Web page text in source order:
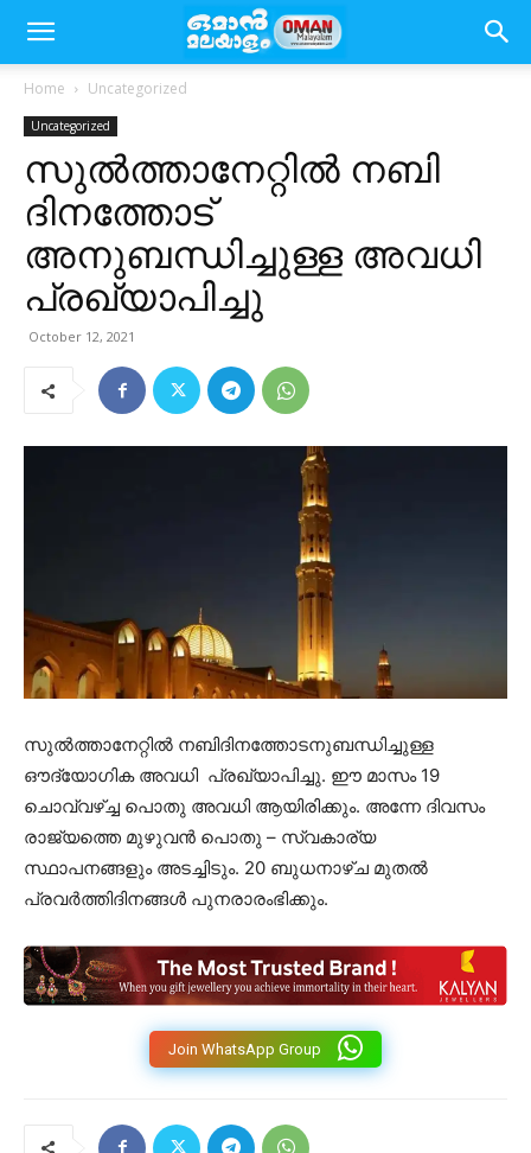
Home Uncategorized
Uncategorized
സുൽത്താനേറ്റിൽ നബി
ദിനത്തോട്
അനുബന്ധിച്ചുള്ള അവധി
പ്രഖ്യാപിച്ചു
October 12, 2021
സുൽത്താനേറ്റിൽ നബിദിനത്തോടനുബന്ധിച്ചുള്ള
ഔദ്യോഗിക അവധി പ്രഖ്യാപിച്ചു. ഈ മാസം 19
ചൊവ്വഴ്ച്ച പൊതു അവധി ആയിരിക്കും. അന്നേ ദിവസം
രാജ്യത്തെ മുഴുവൻ പൊതു – സ്വകാര്യ
സ്ഥാപനങ്ങളും അടച്ചിടും. 20 ബുധനാഴ്ച മുതൽ
പ്രവർത്തിദിനങ്ങൾ പുനരാരംഭിക്കും.
Join WhatsApp Group